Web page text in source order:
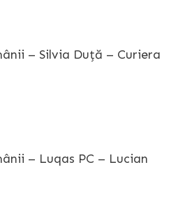
– Silvia Duță – Curiera
– Luqas PC – Lucian